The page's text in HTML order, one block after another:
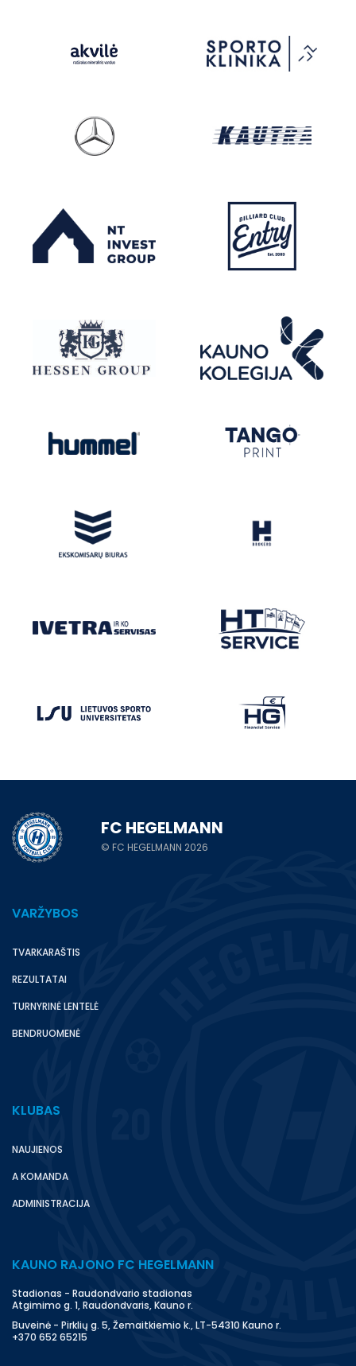
FC HEGELMANN
© FC HEGELMANN 2026
VARŽYBOS
TVARKARAŠTIS
REZULTATAI
TURNYRINĖ LENTELĖ
BENDRUOMENĖ
KLUBAS
NAUJIENOS
A KOMANDA
ADMINISTRACIJA
KAUNO RAJONO FC HEGELMANN
Stadionas - Raudondvario stadionas
Atgimimo g. 1, Raudondvaris, Kauno r.
Buveinė - Pirklių g. 5, Žemaitkiemio k., LT-54310 Kauno r.
+370 652 65215